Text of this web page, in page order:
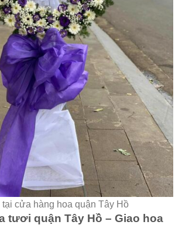
tại cửa hàng hoa quận Tây Hồ
tươi quận Tây Hồ – Giao hoa